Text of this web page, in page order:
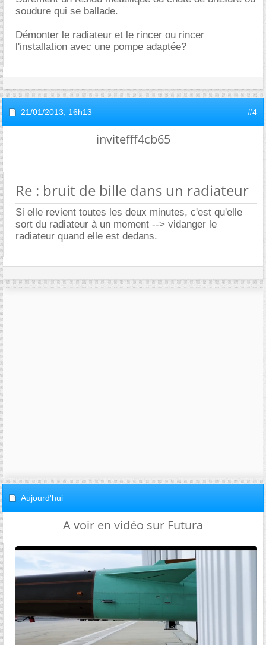
soudure qui se ballade.
Démonter le radiateur et le rincer ou rincer
l'installation avec une pompe adaptée?
21/01/2013, 16h13 #4
invitefff4cb65
Re : bruit de bille dans un radiateur
Si elle revient toutes les deux minutes, c'est qu'elle
sort du radiateur à un moment --> vidanger le
radiateur quand elle est dedans.
Aujourd'hui
A voir en vidéo sur Futura